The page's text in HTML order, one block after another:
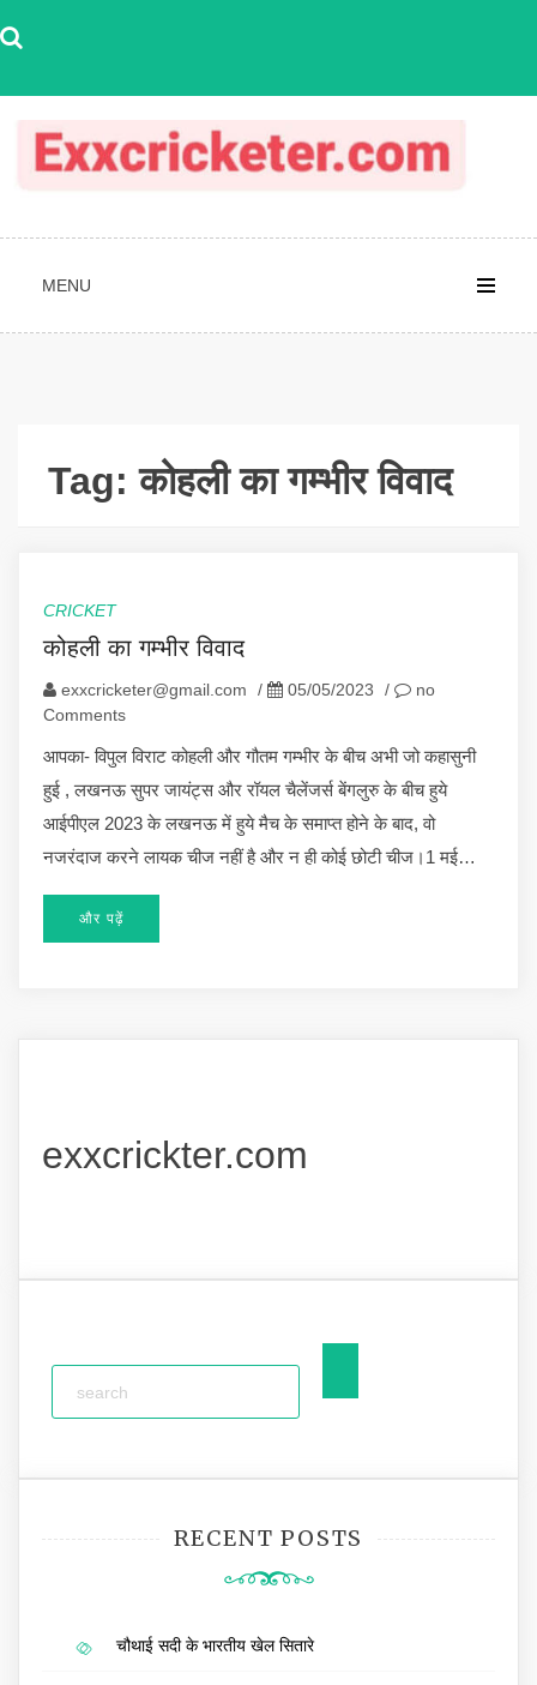
to
MENU
Tag:कोहली का गम्भीर विवाद
CRICKET
कोहली का गम्भीर विवाद
exxcricketer@gmail.com / 05/05/2023 /
no
Comments
आपका- विपुल विराट कोहली और गौतम गम्भीर के बीच अभी जो कहासुनी
हुई , लखनऊ सुपर जायंट्स और रॉयल चैलेंजर्स बेंगलुरु के बीच हुये
आईपीएल 2023 के लखनऊ में हुये मैच के समाप्त होने के बाद, वो
नजरंदाज करने लायक चीज नहीं है और न ही कोई छोटी चीज।1 मई…
और पढ़ें
exxcrickter.com
RECENT POSTS
चौथाई सदी के भारतीय खेल सितारे